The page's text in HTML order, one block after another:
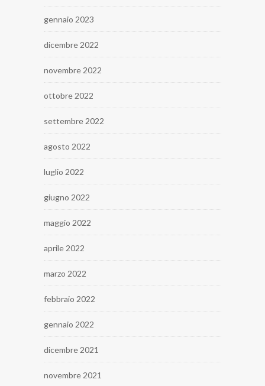
gennaio 2023
dicembre 2022
novembre 2022
ottobre 2022
settembre 2022
agosto 2022
luglio 2022
giugno 2022
maggio 2022
aprile 2022
marzo 2022
febbraio 2022
gennaio 2022
dicembre 2021
novembre 2021